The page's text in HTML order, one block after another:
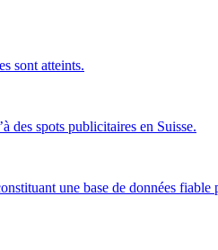
sont atteints.
des spots publicitaires en Suisse.
une base de données